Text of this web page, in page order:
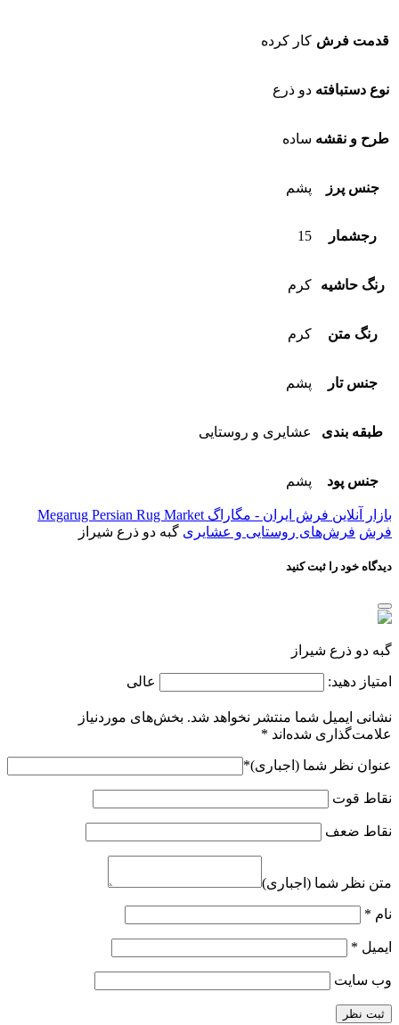
قدمت فرش کار کرده
نوع دستبافته دو ذرع
طرح و نقشه ساده
جنس پرز پشم
رجشمار 15
رنگ حاشیه کرم
رنگ متن کرم
جنس تار پشم
طبقه بندی عشایری و روستایی
جنس پود پشم
بازار آنلاین فرش ایران - مگاراگ Megarug Persian Rug Market
فرش فرش‌های روستایی و عشایری گبه دو ذرع شیراز
دیدگاه خود را ثبت کنید
گبه دو ذرع شیراز
امتیاز دهید: عالی
نشانی ایمیل شما منتشر نخواهد شد. بخش‌های موردنیاز
علامت‌گذاری شده‌اند *
عنوان نظر شما (اجباری)*
نقاط قوت
نقاط ضعف
متن نظر شما (اجباری)
نام *
ایمیل *
وب‌ سایت